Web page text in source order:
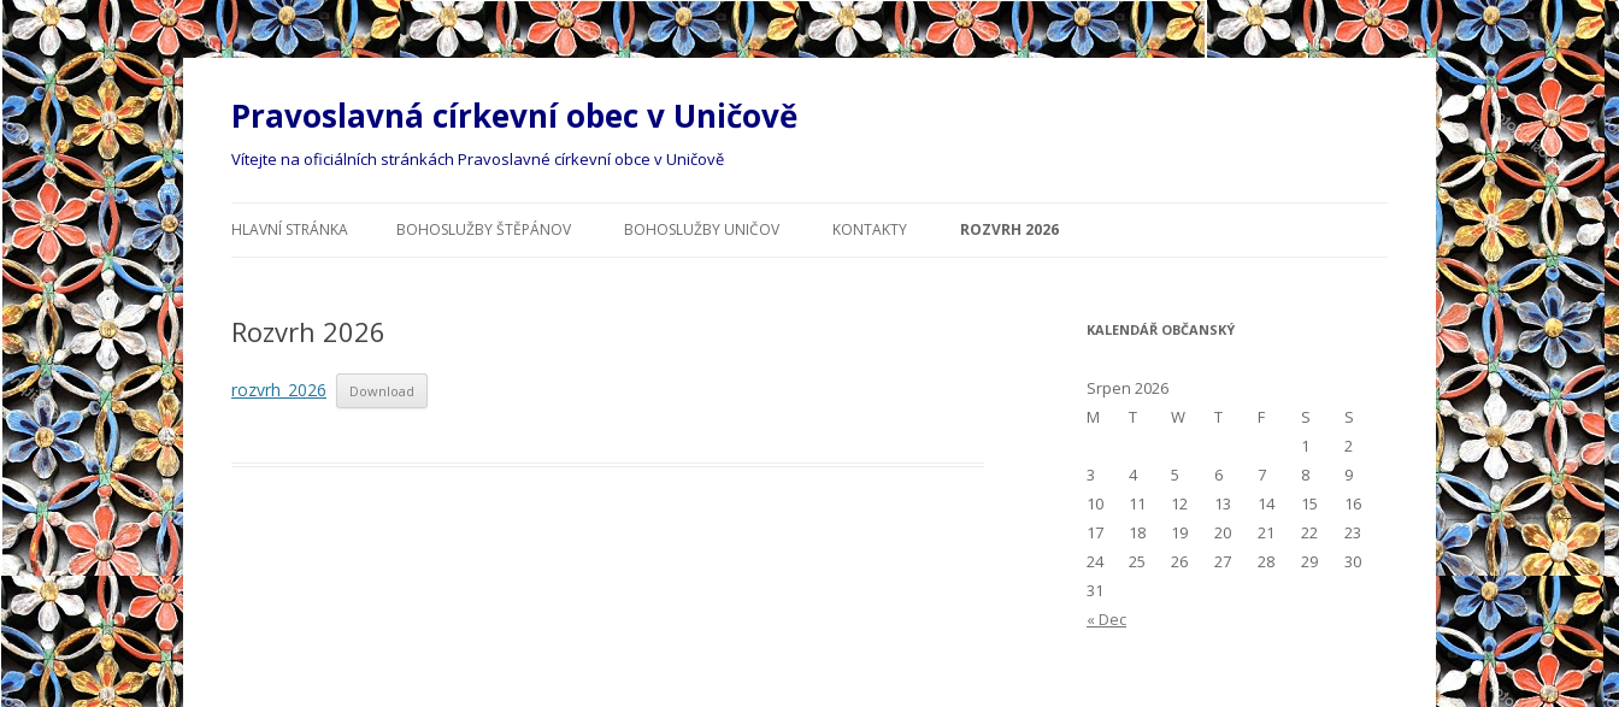
Pravoslavná církevní obec v Uničově
Vítejte na oficiálních stránkách Pravoslavné církevní obce v Uničově
HLAVNÍ STRÁNKA BOHOSLUŽBY ŠTĚPÁNOV BOHOSLUŽBY UNIČOV KONTAKTY ROZVRH 2026
Rozvrh 2026
rozvrh_2026 Download
KALENDÁŘ OBČANSKÝ
Srpen 2026
M
T W T F S
S
1
2
3
4 5 6 7 8
9
10
11 12 13 14 15
16
17
18 19 20 21 22
23
24
25 26 27 28 29
30
31
« Dec